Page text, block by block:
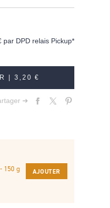
par DPD relais Pickup*
|3,20 €
➔
150 g
AJOUTER